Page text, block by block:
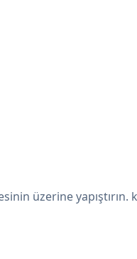
üzerine yapıştırın.